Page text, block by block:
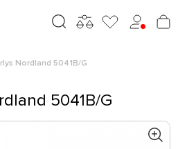
Nordland 5041B/G
5041B/G